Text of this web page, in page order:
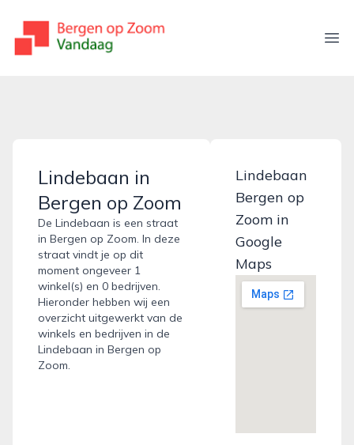
bergenopzoomvandaag.nl
Lindebaan in
Bergen op Zoom
De Lindebaan is een straat
in Bergen op Zoom. In deze
straat vindt je op dit
moment ongeveer 1
winkel(s) en 0 bedrijven.
Hieronder hebben wij een
overzicht uitgewerkt van de
winkels en bedrijven in de
Lindebaan in Bergen op
Zoom.
Lindebaan
Bergen op
Zoom in
Google
Maps